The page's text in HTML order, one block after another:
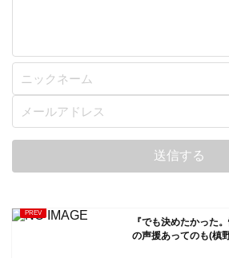
『でも決めたかった
の声援あってのも(槙